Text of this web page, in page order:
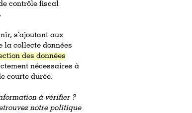
contrôle fiscal
s’ajoutant aux
la collecte données
des données
nécessaires à
courte durée.
à vérifier ?
notre politique